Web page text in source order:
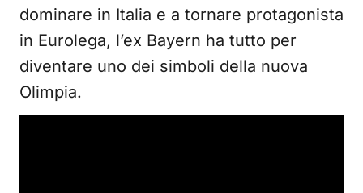
dominare in Italia e a tornare protagonista
in Eurolega, l’ex Bayern ha tutto per
diventare uno dei simboli della nuova
Olimpia.